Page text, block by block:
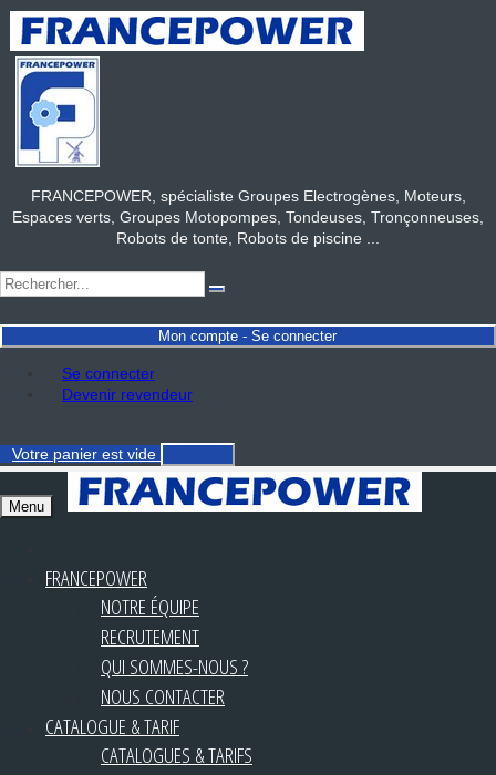
FRANCEPOWER, spécialiste Groupes Electrogènes, Moteurs,
Espaces verts, Groupes Motopompes, Tondeuses, Tronçonneuses,
Robots de tonte, Robots de piscine ...
Mon compte - Se connecter
Se connecter
Devenir revendeur
Votre panier est vide
Menu
FRANCEPOWER
NOTRE ÉQUIPE
RECRUTEMENT
QUI SOMMES-NOUS ?
NOUS CONTACTER
CATALOGUE & TARIF
CATALOGUES & TARIFS